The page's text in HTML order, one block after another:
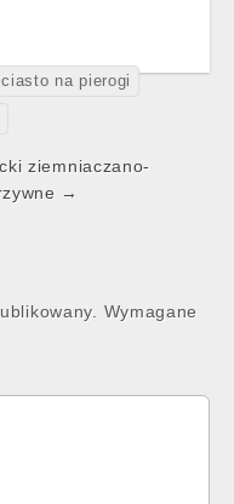
ciasto na pierogi
ziemniaczano-
→
Wymagane